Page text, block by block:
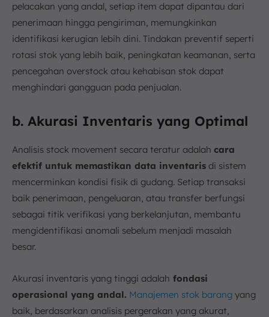
pelacakan yang andal, setiap item dapat dipantau dari
penerimaan hingga pengiriman, memungkinkan
identifikasi kerugian lebih dini. Tindakan preventif seperti
rotasi stok yang lebih baik, peningkatan keamanan, serta
pencegahan overstock atau kehabisan stok dapat
menghindari gangguan pada penjualan.
b. Akurasi Inventaris yang Optimal
Analisis stock movement secara teratur adalah cara
efektif untuk memastikan data inventaris di sistem
mencerminkan kondisi fisik di gudang. Setiap transaksi
baik penerimaan, pengeluaran, atau transfer berfungsi
sebagai titik verifikasi yang berkelanjutan, membantu
mengidentifikasi anomali sebelum menjadi masalah
besar.
Akurasi inventaris yang tinggi adalah fondasi
operasional yang andal. Manajemen stok barang yang
baik, berdasarkan analisis pergerakan yang akurat,